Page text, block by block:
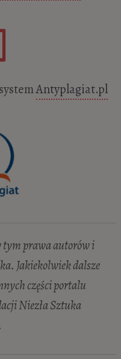
Antyplagiat.pl
tym prawa autorów i
Jakiekolwiek dalsze
części portalu
Niezła Sztuka